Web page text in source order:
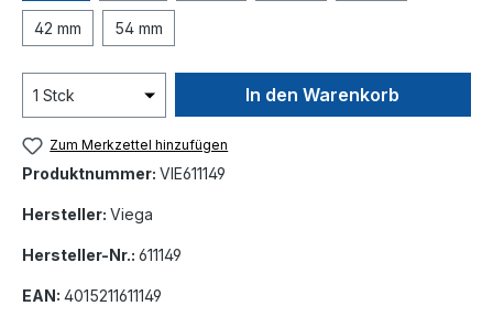
42 mm 54 mm
In den Warenkorb
Zum Merkzettel hinzufügen
Produktnummer: VIE611149
Hersteller: Viega
Hersteller-Nr.: 611149
EAN: 4015211611149